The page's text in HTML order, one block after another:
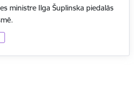
ministre Ilga Šuplinska piedalās